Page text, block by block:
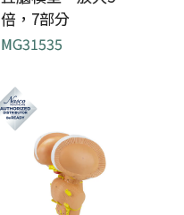
倍，7部分
MG31535